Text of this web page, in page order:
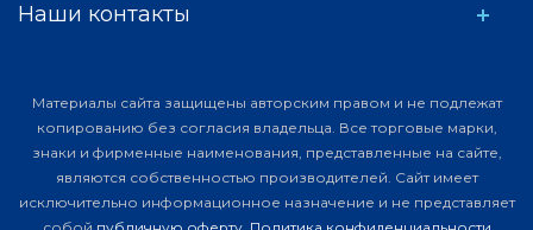
Наши контакты
Материалы сайта защищены авторским правом и не подлежат
копированию без согласия владельца. Все торговые марки,
знаки и фирменные наименования, представленные на сайте,
являются собственностью производителей. Сайт имеет
исключительно информационное назначение и не представляет